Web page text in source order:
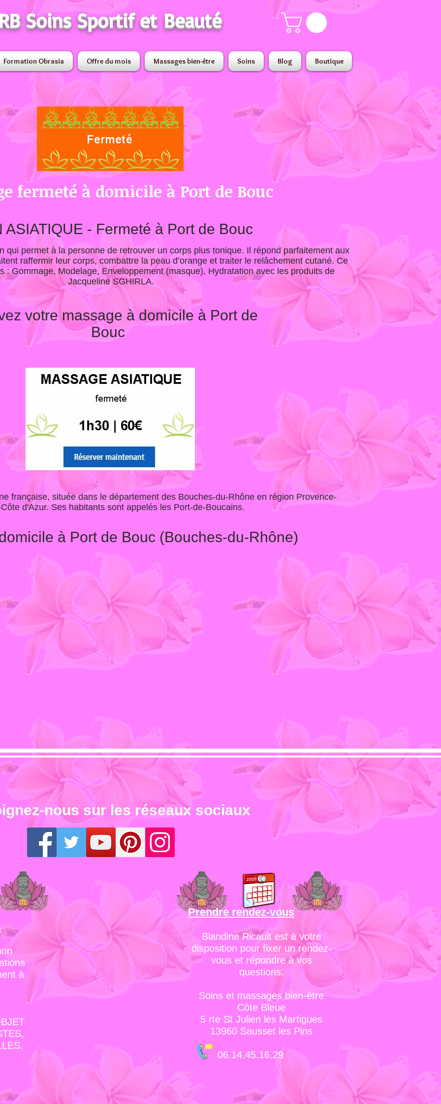
Soins Sportif et Beauté
Formation Obrasia Offre du mois Massages bien-être Soins Blog Boutique
fermeté à domicile à Port de Bouc
ASIATIQUE - Fermeté à Port de Bouc
qui permet à la personne de retrouver un corps plus tonique. Il répond parfaitement aux
raffermir leur corps, combattre la peau d’orange et traiter le relâchement cutané. Ce
: Gommage, Modelage, Enveloppement (masque), Hydratation avec les produits de
Jacqueline SGHIRLA.
votre massage à domicile à Port de
Bouc
française, située dans le département des Bouches-du-Rhône en région Provence-
d'Azur. Ses habitants sont appelés les Port-de-Boucains.
à Port de Bouc (Bouches-du-Rhône)
nous sur les réseaux sociaux
à
Prendre rendez-vous
Blandine Ricault est à votre
disposition pour fixer un rendez-
vous et répondre à vos
questions.
Soins et massages bien-être
Côte Bleue
5 rte St Julien les Martigues
13960 Sausset les Pins
06.14.45.16.29